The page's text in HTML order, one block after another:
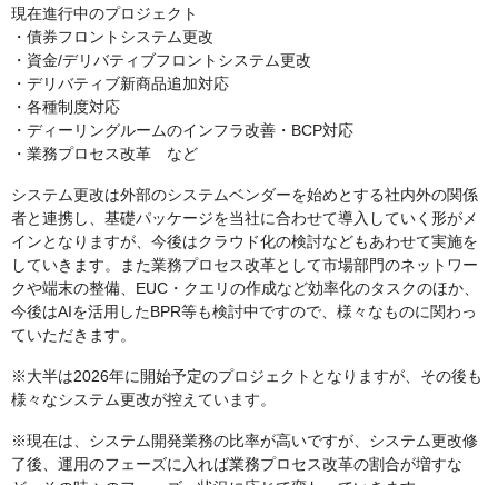
現在進行中のプロジェクト
・債券フロントシステム更改
・資金/デリバティブフロントシステム更改
・デリバティブ新商品追加対応
・各種制度対応
・ディーリングルームのインフラ改善・BCP対応
・業務プロセス改革 など
システム更改は外部のシステムベンダーを始めとする社内外の関係
者と連携し、基礎パッケージを当社に合わせて導入していく形がメ
インとなりますが、今後はクラウド化の検討などもあわせて実施を
していきます。また業務プロセス改革として市場部門のネットワー
クや端末の整備、EUC・クエリの作成など効率化のタスクのほか、
今後はAIを活用したBPR等も検討中ですので、様々なものに関わっ
ていただきます。
※大半は2026年に開始予定のプロジェクトとなりますが、その後も
様々なシステム更改が控えています。
※現在は、システム開発業務の比率が高いですが、システム更改修
了後、運用のフェーズに入れば業務プロセス改革の割合が増すな